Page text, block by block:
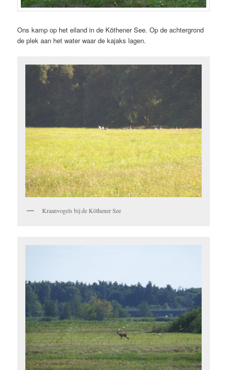
Ons kamp op het eiland in de Köthener See. Op de achtergrond
de plek aan het water waar de kajaks lagen.
Kraanvogels bij de Köthener See